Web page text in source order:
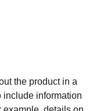
the product in a
include information